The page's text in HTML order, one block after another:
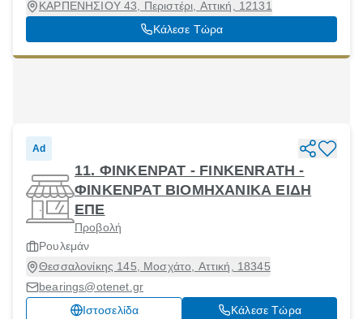
ΚΑΡΠΕΝΗΣΙΟΥ 43, Περιστέρι, Αττική, 12131
Κάλεσε Τώρα
Ad
11. ΦΙΝΚΕΝΡΑΤ - FINKENRATH -
ΦΙΝΚΕΝΡΑΤ ΒΙΟΜΗΧΑΝΙΚΑ ΕΙΔΗ
ΕΠΕ
Προβολή
Ρουλεμάν
Θεσσαλονίκης 145, Μοσχάτο, Αττική, 18345
bearings@otenet.gr
Ιστοσελίδα
Κάλεσε Τώρα